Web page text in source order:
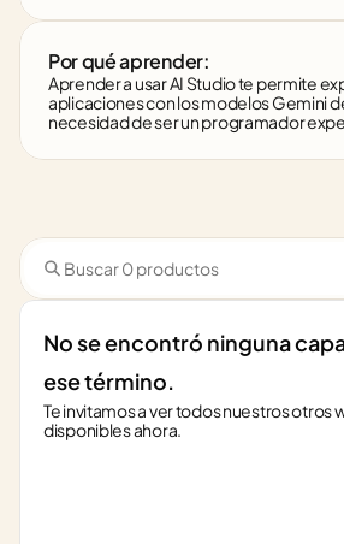
Por qué aprender:
Aprender a usar AI Studio te permite
aplicaciones con los modelos Gemini
necesidad de ser un programador
No se encontró ninguna
ese término.
Te invitamos a ver todos nuestros otros
disponibles ahora.